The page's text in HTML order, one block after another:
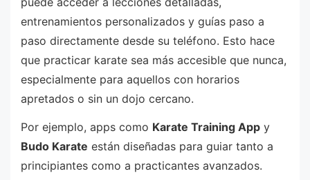
entrenamientos personalizados y guías paso a
paso directamente desde su teléfono. Esto hace
que practicar karate sea más accesible que nunca,
especialmente para aquellos con horarios
apretados o sin un dojo cercano.
Por ejemplo, apps como Karate Training App y
Budo Karate están diseñadas para guiar tanto a
principiantes como a practicantes avanzados.